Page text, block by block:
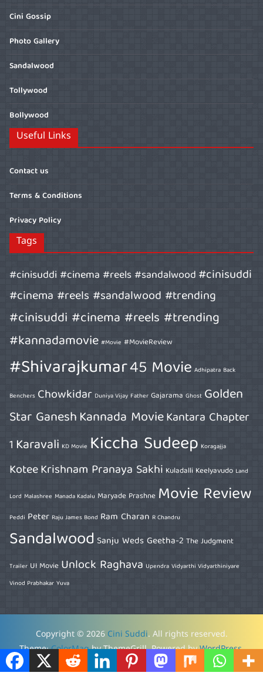
Cini Gossip
Photo Gallery
Sandalwood
Tollywood
Bollywood
Useful Links
Contact us
Terms & Conditions
Privacy Policy
Tags
#cinisuddi #cinema #reels #sandalwood#cinisuddi
#cinema #reels #sandalwood #trending
#cinisuddi #cinema #reels #trending
#kannadamovie #Movie #MovieReview
#Shivarajkumar45 Movie Adhipatra Back
Benchers Chowkidar Duniya Vijay Father Gajarama Ghost Golden
Star GaneshKannada MovieKantara Chapter
1 Karavali KD Movie Kiccha Sudeep Koragajja
KoteeKrishnam Pranaya Sakhi Kuladalli Keelyavudo Land
Lord Malashree Manada Kadalu Maryade Prashne Movie Review
Peddi Peter Raju James Bond Ram Charan R Chandru
Sandalwood Sanju Weds Geetha-2 The Judgment
Trailer UI Movie Unlock Raghava Upendra Vidyarthi Vidyarthiniyare
Vinod Prabhakar Yuva
Copyright © 2026 Cini Suddi. All rights reserved.
Theme:ColorMagby ThemeGrill. Powered byWordPress.